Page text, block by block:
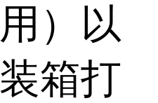
）以
箱打